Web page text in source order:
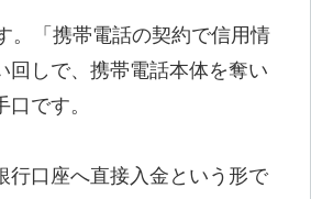
。「携帯電話の契約で信用情
回しで、携帯電話本体を奪い
です。
行口座へ直接入金という形で